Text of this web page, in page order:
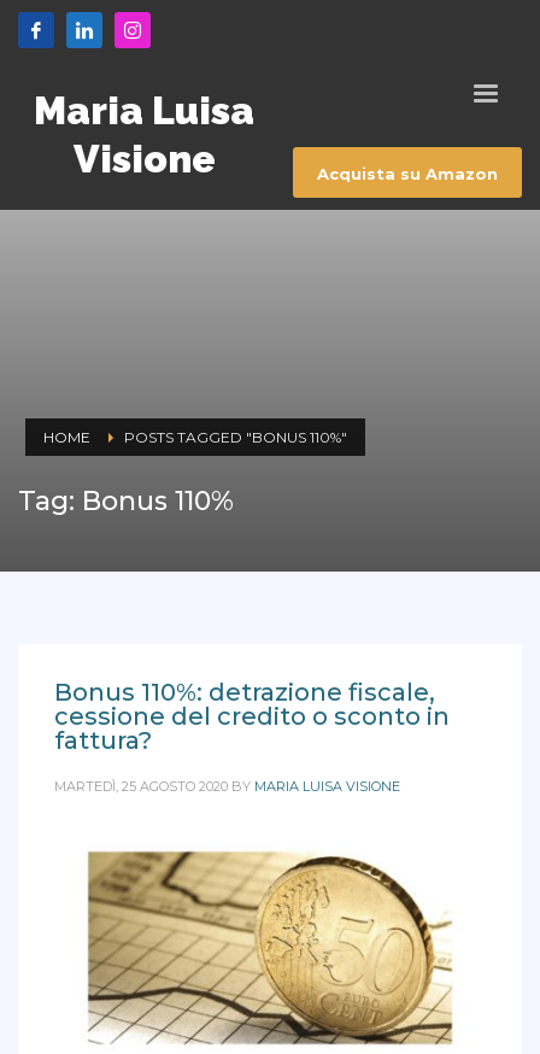
Maria Luisa
Visione
Acquista su Amazon
HOME POSTS TAGGED "BONUS 110%"
Tag: Bonus 110%
Bonus 110%: detrazione fiscale,
cessione del credito o sconto in
fattura?
MARTEDÌ, 25 AGOSTO 2020 BY MARIA LUISA VISIONE